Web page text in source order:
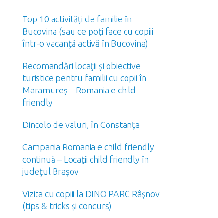
Top 10 activități de familie în
Bucovina (sau ce poți face cu copiii
într-o vacanță activă în Bucovina)
Recomandări locaţii și obiective
turistice pentru familii cu copii în
Maramureș – Romania e child
friendly
Dincolo de valuri, în Constanţa
Campania Romania e child friendly
continuă – Locaţii child friendly în
judeţul Braşov
Vizita cu copiii la DINO PARC Râşnov
(tips & tricks și concurs)